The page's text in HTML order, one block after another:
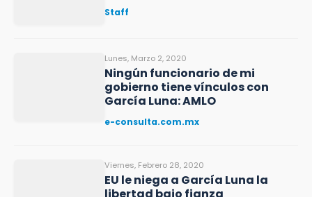
Staff
Lunes, Marzo 2, 2020
Ningún funcionario de mi
gobierno tiene vínculos con
García Luna: AMLO
e-consulta.com.mx
Viernes, Febrero 28, 2020
EU le niega a García Luna la